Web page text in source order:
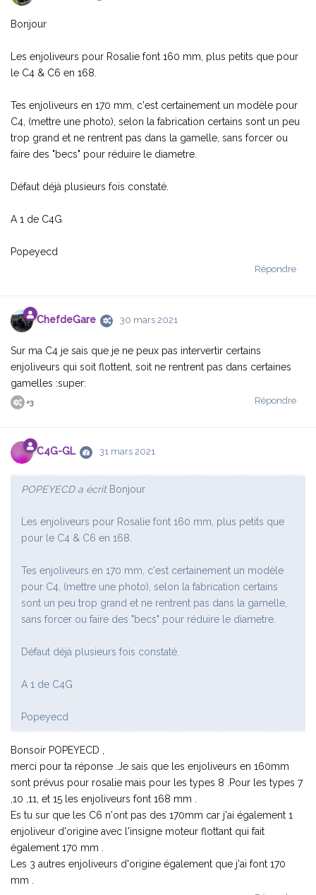
Bonjour
Les enjoliveurs pour Rosalie font 160 mm, plus petits que pour
le C4 & C6 en 168.
Tes enjoliveurs en 170 mm, c'est certainement un modèle pour
C4, (mettre une photo), selon la fabrication certains sont un peu
trop grand et ne rentrent pas dans la gamelle, sans forcer ou
faire des "becs" pour réduire le diametre.
Défaut déjà plusieurs fois constaté.
A 1 de C4G
Popeyecd
Répondre
ChefdeGare 30 mars 2021
Sur ma C4 je sais que je ne peux pas intervertir certains
enjoliveurs qui soit flottent, soit ne rentrent pas dans certaines
gamelles :super:
Répondre
+3
C4G-GL 31 mars 2021
POPEYECD a écritBonjour
Les enjoliveurs pour Rosalie font 160 mm, plus petits que
pour le C4 & C6 en 168.
Tes enjoliveurs en 170 mm, c'est certainement un modèle
pour C4, (mettre une photo), selon la fabrication certains
sont un peu trop grand et ne rentrent pas dans la gamelle,
sans forcer ou faire des "becs" pour réduire le diametre.
Défaut déjà plusieurs fois constaté.
A 1 de C4G
Popeyecd
Bonsoir POPEYECD ,
merci pour ta réponse .Je sais que les enjoliveurs en 160mm
sont prévus pour rosalie mais pour les types 8 .Pour les types 7
,10 ,11, et 15 les enjoliveurs font 168 mm .
Es tu sur que les C6 n'ont pas des 170mm car j'ai également 1
enjoliveur d'origine avec l'insigne moteur flottant qui fait
également 170 mm .
Les 3 autres enjoliveurs d'origine également que j'ai font 170
mm .